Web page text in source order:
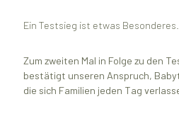
Ein Testsieg ist etwas Besonderes.
Zum zweiten Mal in Folge zu den
bestätigt unseren Anspruch,
die sich Familien jeden Tag